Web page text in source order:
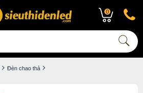
0
Đèn chao thả